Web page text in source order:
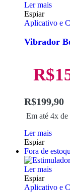
Ler mais
Espiar
Aplicativo e
Vibrador
R$199,90
Em até 4x de
R$
Ler mais
Espiar
Fora de
Ler mais
Espiar
Aplicativo e